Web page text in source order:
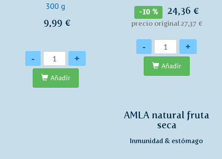
300 g
9,99 €
Cantidad
- +
Añadir
-10 % 24,36 €
precio original 27,37 €
Cantidad
- +
Añadir
AMLA natural fruta
seca
Inmunidad & estómago